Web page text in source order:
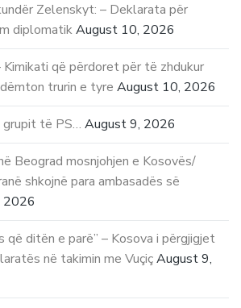
Zelenskyt: – Deklarata për
diplomatikAugust 10, 2026
që përdoret për të zhdukur
trurin e tyre August 10, 2026
grupit të PS… August 9, 2026
Beograd mosnjohjen e Kosovës/
shkojnë para ambasadës së
2026
që ditën e parë” – Kosova i përgjigjet
në takimin me VuçiçAugust 9,